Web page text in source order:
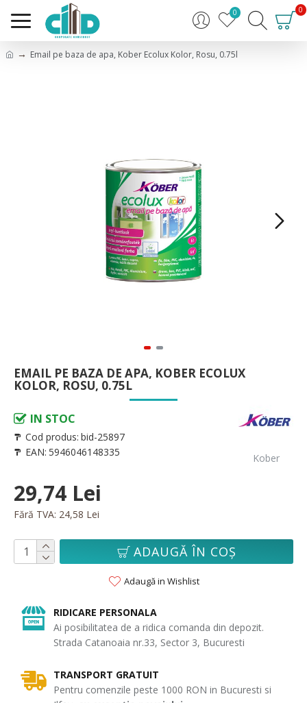
0 0
Email pe baza de apa, Kober Ecolux Kolor, Rosu, 0.75l
EMAIL PE BAZA DE APA, KOBER ECOLUX
KOLOR, ROSU, 0.75L
IN STOC
Cod produs: bid-25897
EAN: 5946046148335 Kober
29,74 Lei
Fără TVA: 24,58 Lei
ADAUGĂ ÎN COŞ
Adaugă in Wishlist
RIDICARE PERSONALA
Ai posibilitatea de a ridica comanda din depozit.
Strada Catanoaia nr.33, Sector 3, Bucuresti
TRANSPORT GRATUIT
Pentru comenzile peste 1000 RON in Bucuresti si